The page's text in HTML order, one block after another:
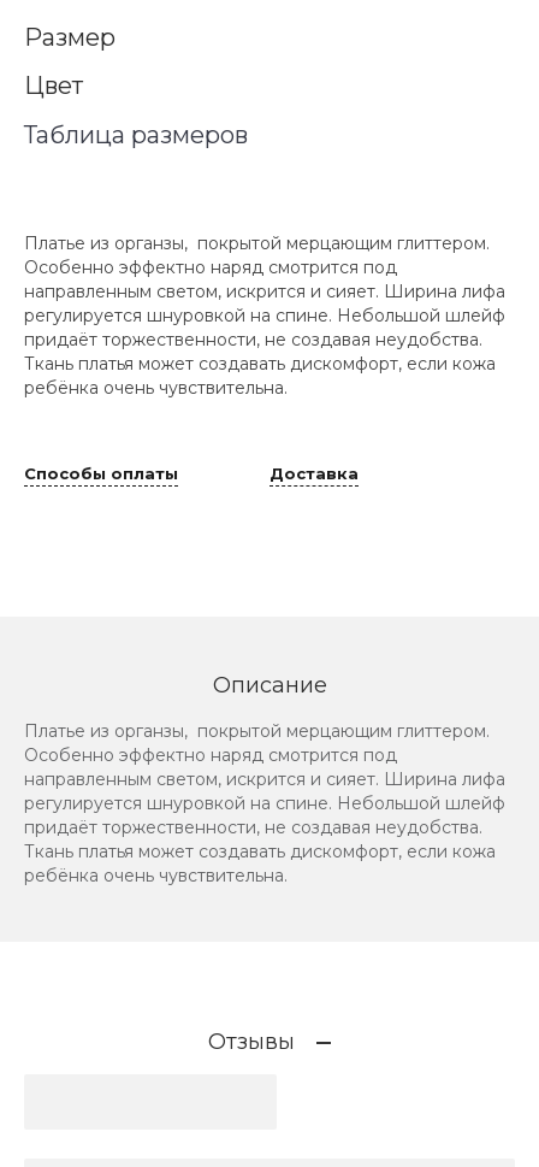
Размер
Цвет
Таблица размеров
Платье из органзы, покрытой мерцающим глиттером.
Особенно эффектно наряд смотрится под
направленным светом, искрится и сияет. Ширина лифа
регулируется шнуровкой на спине. Небольшой шлейф
придаёт торжественности, не создавая неудобства.
Ткань платья может создавать дискомфорт, если кожа
ребёнка очень чувствительна.
Способы оплаты Доставка
Описание
Платье из органзы, покрытой мерцающим глиттером.
Особенно эффектно наряд смотрится под
направленным светом, искрится и сияет. Ширина лифа
регулируется шнуровкой на спине. Небольшой шлейф
придаёт торжественности, не создавая неудобства.
Ткань платья может создавать дискомфорт, если кожа
ребёнка очень чувствительна.
Отзывы